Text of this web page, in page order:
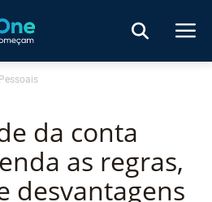
da conta
as regras,
desvantagens